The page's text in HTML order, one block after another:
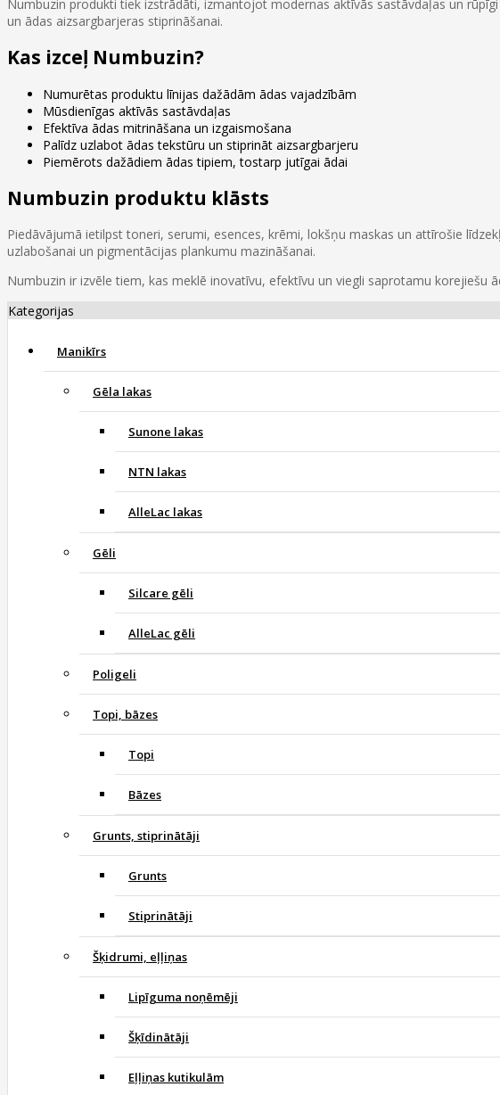
Numbuzin produkti tiek izstrādāti, izmantojot modernas aktīvās sastāvdaļas un
un ādas aizsargbarjeras stiprināšanai.
Kas izceļ Numbuzin?
Numurētas produktu līnijas dažādām ādas vajadzībām
Mūsdienīgas aktīvās sastāvdaļas
Efektīva ādas mitrināšana un izgaismošana
Palīdz uzlabot ādas tekstūru un stiprināt aizsargbarjeru
Piemērots dažādiem ādas tipiem, tostarp jutīgai ādai
Numbuzin produktu klāsts
Piedāvājumā ietilpst toneri, serumi, esences, krēmi, lokšņu maskas un attīrošie
uzlabošanai un pigmentācijas plankumu mazināšanai.
Numbuzin ir izvēle tiem, kas meklē inovatīvu, efektīvu un viegli saprotamu korejiešu
Kategorijas
Manikīrs
Gēla lakas
Sunone lakas
NTN lakas
AlleLac lakas
Gēli
Silcare gēli
AlleLac gēli
Poligeli
Topi, bāzes
Topi
Bāzes
Grunts, stiprinātāji
Grunts
Stiprinātāji
Šķidrumi, eļļiņas
Lipīguma noņēmēji
Šķīdinātāji
Eļļiņas kutikulām